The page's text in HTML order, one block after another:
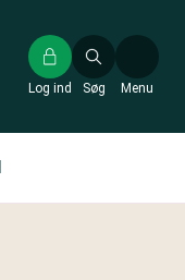
Søg
Log ind Menu